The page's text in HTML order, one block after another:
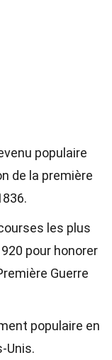
populaire
de la première
les plus
pour honorer
Guerre
populaire en
Unis.